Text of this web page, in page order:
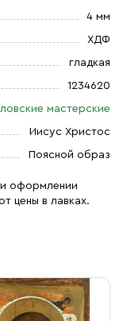
4 мм
ХДФ
гладкая
1234620
мастерские
Иисус Христос
Поясной образ
оформлении
цены в лавках.